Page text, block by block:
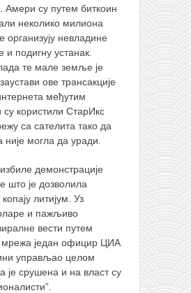
Амери су путем биткоин
неколико милиона
организују невладине
и подигну устанак.
те мале земље је
ове трансакције
међутим
користили СтарИкс
са сателита тако да
могла да уради.
демонстрације
што је дозволила
литијум. Уз
и пажљиво
вести путем
мрежа један официр ЦИА
управљао целом
је срушена и на власт су